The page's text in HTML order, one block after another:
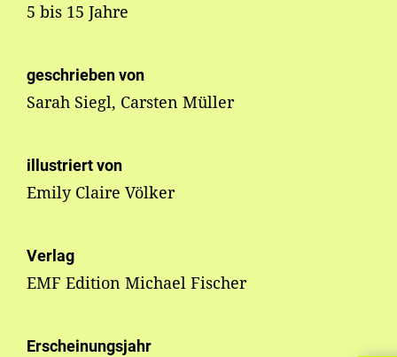
5 bis 15 Jahre
geschrieben von
Sarah Siegl, Carsten Müller
illustriert von
Emily Claire Völker
Verlag
EMF Edition Michael Fischer
Erscheinungsjahr